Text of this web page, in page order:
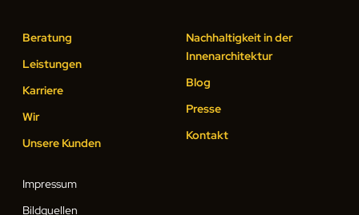
Beratung
Leistungen
Karriere
Wir
Unsere Kunden
Nachhaltigkeit in der
Innenarchitektur
Blog
Presse
Kontakt
Impressum
Bildquellen